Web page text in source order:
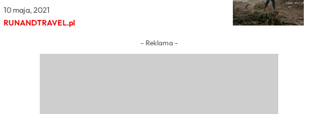
10 maja, 2021
RUNANDTRAVEL.pl
- Reklama -